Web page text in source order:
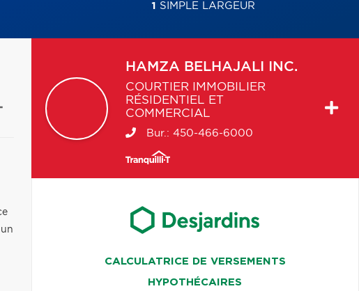
1 SIMPLE LARGEUR
HAMZA BELHAJALI INC.
COURTIER IMMOBILIER
RÉSIDENTIEL ET
COMMERCIAL
Bur.: 450-466-6000
CALCULATRICE DE VERSEMENTS
HYPOTHÉCAIRES